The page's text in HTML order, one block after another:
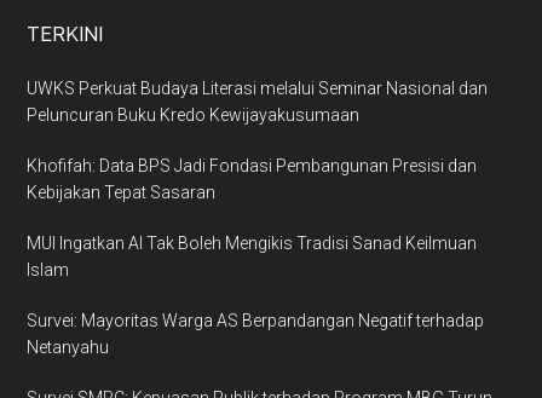
TERKINI
UWKS Perkuat Budaya Literasi melalui Seminar Nasional dan
Peluncuran Buku Kredo Kewijayakusumaan
Khofifah: Data BPS Jadi Fondasi Pembangunan Presisi dan
Kebijakan Tepat Sasaran
MUI Ingatkan AI Tak Boleh Mengikis Tradisi Sanad Keilmuan
Islam
Survei: Mayoritas Warga AS Berpandangan Negatif terhadap
Netanyahu